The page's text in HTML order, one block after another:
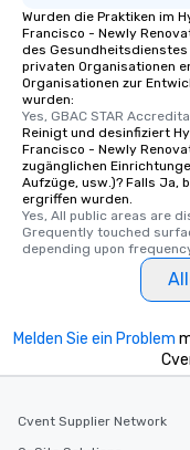
Wurden die Praktiken im
Francisco - Newly
des
privaten Organisationen
Organisationen zur
wurden:
Yes, GBAC STAR
Reinigt und desinfiziert
Francisco - Newly
zugänglichen
Aufzüge, usw.)? Falls Ja,
ergriffen wurden.
Yes, All public areas are
Grequently touched
depending upon
Melden Sie ein Problem
Cvent Supplier Network